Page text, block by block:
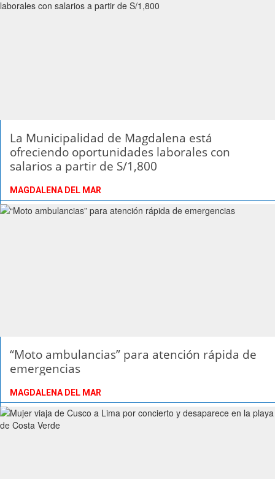
La Municipalidad de Magdalena está
ofreciendo oportunidades laborales con
salarios a partir de S/1,800
MAGDALENA DEL MAR
“Moto ambulancias” para atención rápida de
emergencias
MAGDALENA DEL MAR